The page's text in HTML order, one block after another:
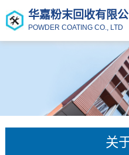
华嘉粉末回收有限公
POWDER COATING CO., LTD
关